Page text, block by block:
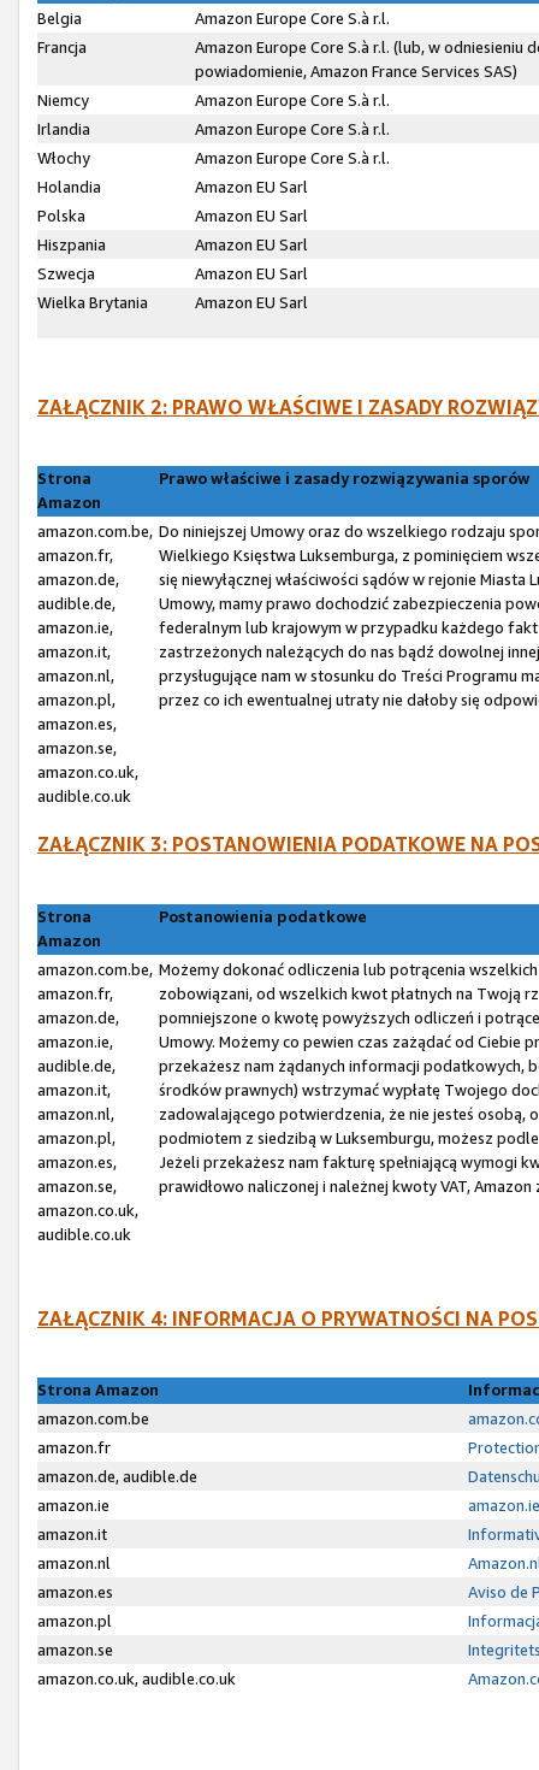
Belgia
Amazon Europe Core S.à r.l.
Francja
Amazon Europe Core S.à r.l. (lub, w
powiadomienie, Amazon France Services SAS)
Niemcy
Amazon Europe Core S.à r.l.
Irlandia
Amazon Europe Core S.à r.l.
Włochy
Amazon Europe Core S.à r.l.
Holandia
Amazon EU Sarl
Polska
Amazon EU Sarl
Hiszpania
Amazon EU Sarl
Szwecja
Amazon EU Sarl
Wielka Brytania
Amazon EU Sarl
ZAŁĄCZNIK 2: PRAWO WŁAŚCIWE I ZASADY
Strona
Amazon
Prawo właściwe i zasady rozwiązywania sporów
amazon.com.be,
amazon.fr,
amazon.de,
audible.de,
amazon.ie,
amazon.it,
amazon.nl,
amazon.pl,
amazon.es,
amazon.se,
amazon.co.uk,
audible.co.uk
Do niniejszej Umowy oraz do wszelkiego rodzaju
Wielkiego Księstwa Luksemburga, z pominięciem
się niewyłącznej właściwości sądów w rejonie
Umowy, mamy prawo dochodzić zabezpieczenia
federalnym lub krajowym w przypadku każdego
zastrzeżonych należących do nas bądź dowolnej
przysługujące nam w stosunku do Treści Programu
przez co ich ewentualnej utraty nie dałoby się
ZAŁĄCZNIK 3: POSTANOWIENIA PODATKOWE NA
Strona
Amazon
Postanowienia podatkowe
amazon.com.be,
amazon.fr,
amazon.de,
amazon.ie,
audible.de,
amazon.it,
amazon.nl,
amazon.pl,
amazon.es,
amazon.se,
amazon.co.uk,
audible.co.uk
Możemy dokonać odliczenia lub potrącenia
zobowiązani, od wszelkich kwot płatnych na Twoją
pomniejszone o kwotę powyższych odliczeń i
Umowy. Możemy co pewien czas zażądać od Ciebie
przekażesz nam żądanych informacji podatkowych,
środków prawnych) wstrzymać wypłatę Twojego
zadowalającego potwierdzenia, że nie jesteś
podmiotem z siedzibą w Luksemburgu, możesz
Jeżeli przekażesz nam fakturę spełniającą wymogi
prawidłowo naliczonej i należnej kwoty VAT,
ZAŁĄCZNIK 4: INFORMACJA O PRYWATNOŚCI NA
Strona Amazon
amazon.com.be
amazon.fr
amazon.de, audible.de
amazon.ie
amazon.it
amazon.nl
amazon.es
Aviso de
amazon.pl
amazon.se
amazon.co.uk, audible.co.uk